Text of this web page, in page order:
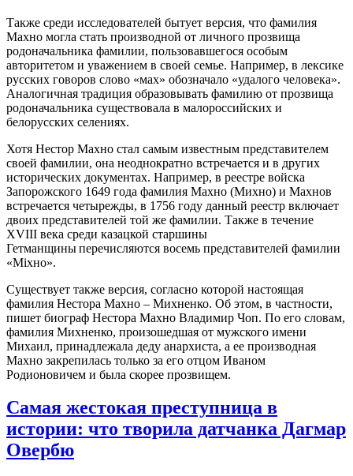
Также среди исследователей бытует версия, что фамилия
Махно могла стать производной от личного прозвища
родоначальника фамилии, пользовавшегося особым
авторитетом и уважением в своей семье. Например, в лексике
русских говоров слово «мах» обозначало «удалого человека».
Аналогичная традиция образовывать фамилию от прозвища
родоначальника существовала в малороссийских и
белорусских селениях.
Хотя Нестор Махно стал самым известным представителем
своей фамилии, она неоднократно встречается и в других
исторических документах. Например, в реестре войска
Запорожского 1649 года фамилия Махно (Михно) и Махнов
встречается четырежды, в 1756 году данный реестр включает
двоих представителей той же фамилии. Также в течение
XVIII века среди казацкой старшины
Гетманщины перечисляются восемь представителей фамилии
«Міхно».
Существует также версия, согласно которой настоящая
фамилия Нестора Махно – Михненко. Об этом, в частности,
пишет биограф Нестора Махно Владимир Чоп. По его словам,
фамилия Михненко, произошедшая от мужского имени
Михаил, принадлежала деду анархиста, а ее производная
Махно закрепилась только за его отцом Иваном
Родионовичем и была скорее прозвищем.
Самая жестокая преступница в
истории: что творила датчанка Дагмар
Овербю